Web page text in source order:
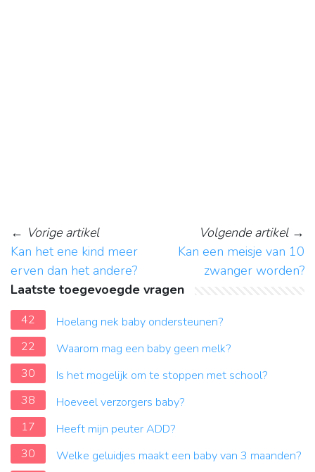
← Vorige artikel
Kan het ene kind meer
erven dan het andere?
Volgende artikel→
Kan een meisje van 10
zwanger worden?
Laatste toegevoegde vragen
42
Hoelang nek baby ondersteunen?
22
Waarom mag een baby geen melk?
30
Is het mogelijk om te stoppen met school?
38
Hoeveel verzorgers baby?
17
Heeft mijn peuter ADD?
30
Welke geluidjes maakt een baby van 3 maanden?